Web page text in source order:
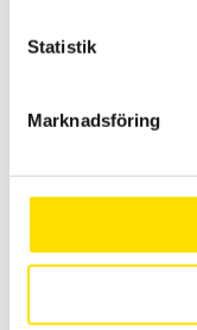
Statistik
Marknadsföring